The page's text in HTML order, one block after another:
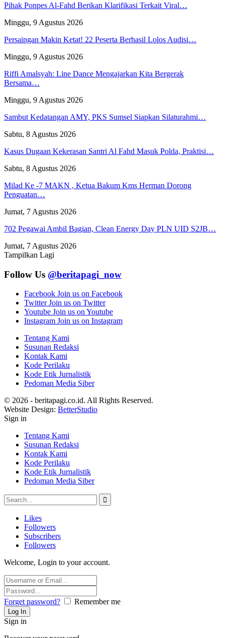
Pihak Ponpes Al-Fahd Berikan Klarifikasi Terkait Viral…
Minggu, 9 Agustus 2026
Persaingan Makin Ketat! 22 Peserta Berhasil Lolos Audisi…
Minggu, 9 Agustus 2026
Riffi Amalsyah: Line Dance Mengajarkan Kita Bergerak
Bersama…
Minggu, 9 Agustus 2026
Sambut Kedatangan AMY, PKS Sumsel Siapkan Silaturahmi…
Sabtu, 8 Agustus 2026
Kasus Dugaan Kekerasan Santri Al Fahd Masuk Polda, Praktisi…
Sabtu, 8 Agustus 2026
Milad Ke -7 MAKN , Ketua Bakum Kms Herman Dorong
Penguatan…
Jumat, 7 Agustus 2026
702 Pegawai Ambil Bagian, Clean Energy Day PLN UID S2JB…
Jumat, 7 Agustus 2026
Tampilkan Lagi
Follow Us @beritapagi_now
Facebook Join us on Facebook
Twitter Join us on Twitter
Youtube Join us on Youtube
Instagram Join us on Instagram
Tentang Kami
Susunan Redaksi
Kontak Kami
Kode Perilaku
Kode Etik Jurnalistik
Pedoman Media Siber
© 2026 - beritapagi.co.id. All Rights Reserved.
Website Design: BetterStudio
Sign in
Tentang Kami
Susunan Redaksi
Kontak Kami
Kode Perilaku
Kode Etik Jurnalistik
Pedoman Media Siber
Likes
Followers
Subscribers
Followers
Welcome, Login to your account.
Forget password? Remember me
Sign in